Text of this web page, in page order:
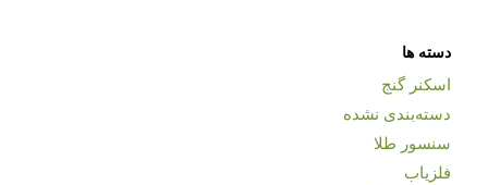
دسته ها
اسکنر گنج
دسته‌بندی نشده
سنسور طلا
فلزیاب